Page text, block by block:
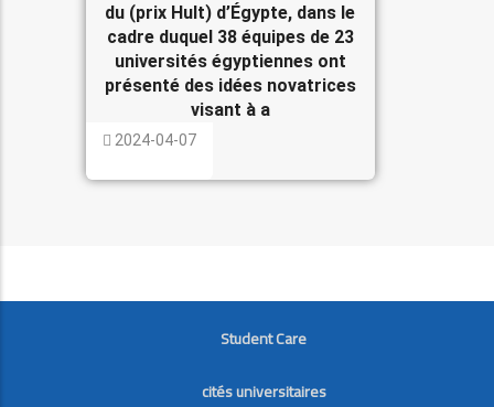
du (prix Hult) d’Égypte, dans le
cadre duquel 38 équipes de 23
universités égyptiennes ont
présenté des idées novatrices
visant à a
2024-04-07
FOOTER
Student Care
cités universitaires